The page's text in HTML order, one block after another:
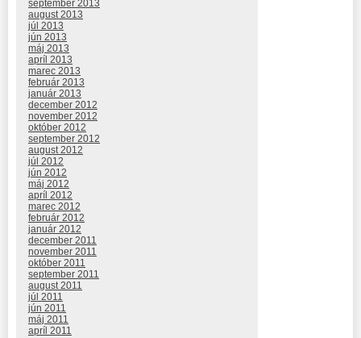
september 2013
august 2013
júl 2013
jún 2013
máj 2013
apríl 2013
marec 2013
február 2013
január 2013
december 2012
november 2012
október 2012
september 2012
august 2012
júl 2012
jún 2012
máj 2012
apríl 2012
marec 2012
február 2012
január 2012
december 2011
november 2011
október 2011
september 2011
august 2011
júl 2011
jún 2011
máj 2011
apríl 2011